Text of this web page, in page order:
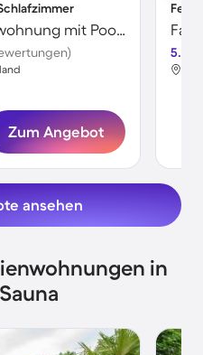
Wunderschöne Ferienwohnung mit Pool | Strand in der Nähe
Zum Angebot
5.0
ansehen
in